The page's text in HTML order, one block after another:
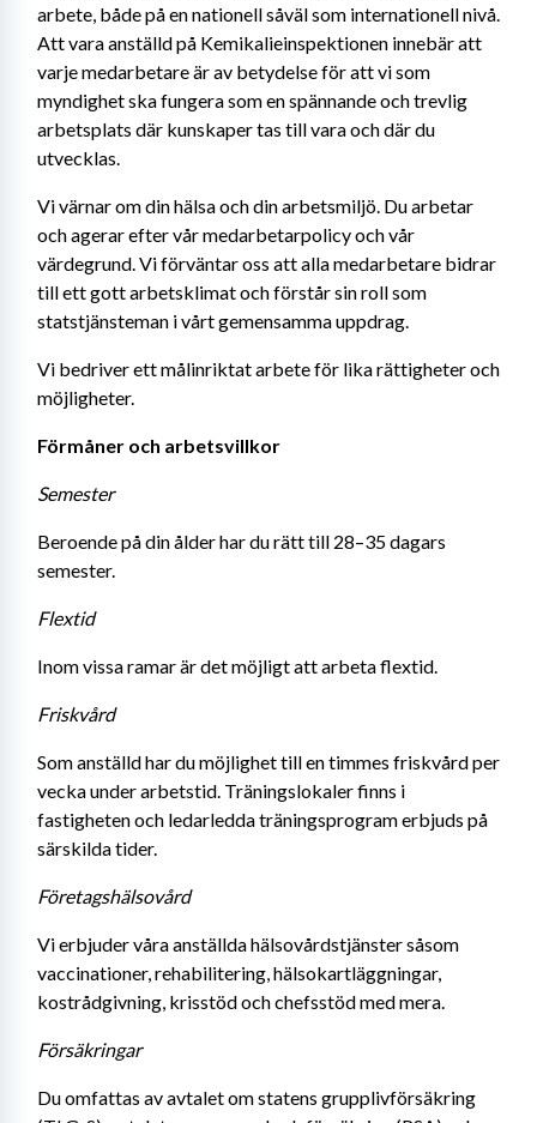
arbete, både på en nationell såväl som internationell nivå.
Att vara anställd på Kemikalieinspektionen innebär att
varje medarbetare är av betydelse för att vi som
myndighet ska fungera som en spännande och trevlig
arbetsplats där kunskaper tas till vara och där du
utvecklas.
Vi värnar om din hälsa och din arbetsmiljö. Du arbetar
och agerar efter vår medarbetarpolicy och vår
värdegrund. Vi förväntar oss att alla medarbetare bidrar
till ett gott arbetsklimat och förstår sin roll som
statstjänsteman i vårt gemensamma uppdrag.
Vi bedriver ett målinriktat arbete för lika rättigheter och
möjligheter.
Förmåner och arbetsvillkor
Semester
Beroende på din ålder har du rätt till 28–35 dagars
semester.
Flextid
Inom vissa ramar är det möjligt att arbeta flextid.
Friskvård
Som anställd har du möjlighet till en timmes friskvård per
vecka under arbetstid. Träningslokaler finns i
fastigheten och ledarledda träningsprogram erbjuds på
särskilda tider.
Företagshälsovård
Vi erbjuder våra anställda hälsovårdstjänster såsom
vaccinationer, rehabilitering, hälsokartläggningar,
kostrådgivning, krisstöd och chefsstöd med mera.
Försäkringar
Du omfattas av avtalet om statens grupplivförsäkring